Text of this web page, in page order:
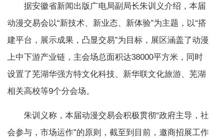
据安徽省新闻出版广电局副局长朱训义介绍，本届
动漫交易会以“新技术、新业态、新体验”为主题，以“搭
建平台，展示成果，凸显交易”为目标，展区涵盖了动漫
上中下游产业链，主会场总面积达38000平方米，同时
设置了芜湖华强方特文化科技、新华联文化旅游、芜湖
相关高校等9个分会场。
朱训义称，本届动漫交易会积极贯彻“政府主导，社
会参与，市场运作”的原则，截至到目前，邀商招展工作